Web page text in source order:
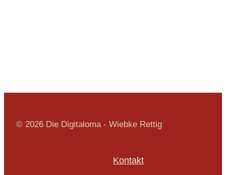
© 2026 Die Digitaloma - Wiebke Rettig
Kontakt